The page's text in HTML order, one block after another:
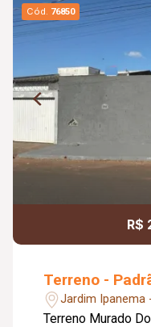
Cód. 76850
R$
Terreno -
Jardim Ipanema
Terreno Murado